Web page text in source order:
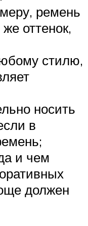
ремень
оттенок,
стилю,
носить
в
и чем
должен